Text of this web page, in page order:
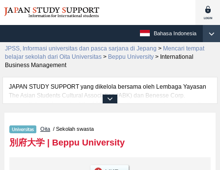
Bahasa Indonesia
JPSS, Informasi universitas dan pasca sarjana di Jepang > Mencari tempat
belajar sekolah dari Oita Universitas > Beppu University > International
Business Management
JAPAN STUDY SUPPORT yang dikelola bersama oleh Lembaga Yayasan
The Asian Students Cultural Association (ABK) dan Benesse Corp.
menyediakan informasi sekitar 1300 universitas, pascasarjana, universitas
per fakultas seperti Fakultas LiteratureatauFakultas Food and
NutritionatauFakultas International Business Management, serta berbagai
informasi yang berguna bagi mahasiswa(i) mancanegara seperti kuota
mancanegara, informasi mengenai ujian masuk, prasarana kampus, akses
Oita / Sekolah swasta
別府大学| Beppu University